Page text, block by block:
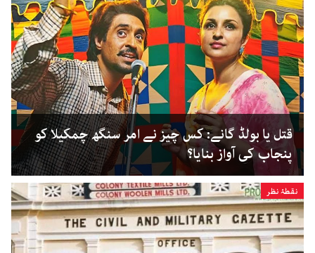
قتل یا بولڈ گانے: کس چیز نے امر سنگھ چمکیلا کو
پنجاب کی آواز بنایا؟
نقطۂ نظر